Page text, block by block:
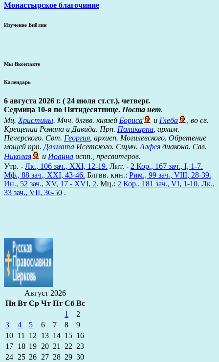
Монастырское благочиние
Изучение Библии
Мы Вконтакте
Календарь
6 августа 2026 г. ( 24 июля ст.ст.), четверг.
Седмица 10-я по Пятидесятнице. Поста нет.
Мц.Христины. Мчч. блгвв. князей Бориса и Глеба
, во св.
Крещении Романа и Давида. Прп. Поликарпа, архим.
Печерского. Свт. Георгия, архиеп. Могилевского. Обретение
мощей прп.Далмата Исетского. Сщмч.Алфея диакона. Свв.
Николая
и Иоанна испп., пресвитеров.
Утр. - Лк., 106 зач., XXI, 12-19. Лит. - 2 Кор., 167 зач., I, 1-7.
Мф., 88 зач., XXI, 43-46. Блгвв. кнн.: Рим., 99 зач., VIII, 28-39.
Ин., 52 зач., XV, 17 - XVI, 2. Мц.: 2 Кор., 181 зач., VI, 1-10. Лк.,
33 зач., VII, 36-50 .
Август 2026
Пн Вт Ср Чт Пт Сб Вс
1
2
3
4 5 6 7 8
9
10 11 12 13 14 15 16
17 18 19 20 21 22 23
24 25 26 27 28 29 30